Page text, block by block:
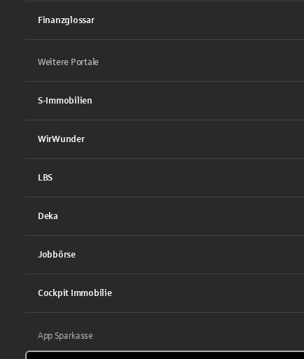
Finanzglossar
Weitere Portale
S-Immobilien
WirWunder
LBS
Deka
Jobbörse
Cockpit Immobilie
App Sparkasse